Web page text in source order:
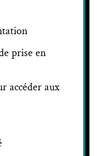
prise en
accéder aux